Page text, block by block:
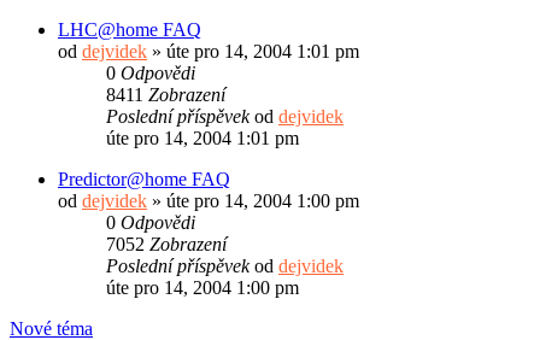
LHC@home FAQ
od dejvidek » úte pro 14, 2004 1:01 pm
0 Odpovědi
8411 Zobrazení
Poslední příspěvekod dejvidek
úte pro 14, 2004 1:01 pm
Predictor@home FAQ
od dejvidek » úte pro 14, 2004 1:00 pm
0 Odpovědi
7052 Zobrazení
Poslední příspěvekod dejvidek
úte pro 14, 2004 1:00 pm
Nové téma